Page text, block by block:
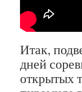
Итак,
дней
открытых